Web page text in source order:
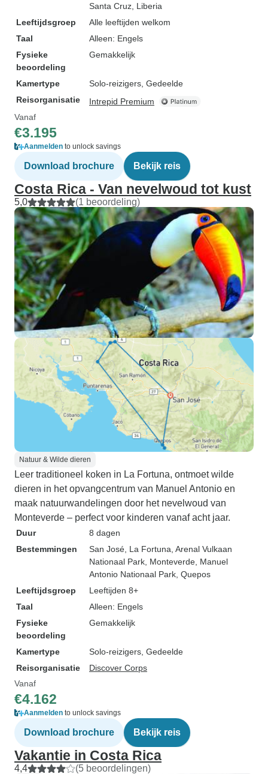
Santa Cruz , Liberia
Leeftijdsgroep
Alle leeftijden welkom
Taal
Alleen: Engels
Fysieke
beoordeling
Gemakkelijk
Kamertype
Solo-reizigers, Gedeelde
Reisorganisatie
Intrepid Premium
Vanaf
€3.195
Aanmelden to unlock savings
Download brochure Bekijk reis
Costa Rica - Van nevelwoud tot kust
5,0 (1 beoordeling)
Natuur & Wilde dieren
Leer traditioneel koken in La Fortuna, ontmoet wilde
dieren in het opvangcentrum van Manuel Antonio en
maak natuurwandelingen door het nevelwoud van
Monteverde – perfect voor kinderen vanaf acht jaar.
Duur
8 dagen
Bestemmingen
San José , La Fortuna , Arenal Vulkaan
Nationaal Park , Monteverde , Manuel
Antonio Nationaal Park , Quepos
Leeftijdsgroep
Leeftijden 8+
Taal
Alleen: Engels
Fysieke
beoordeling
Gemakkelijk
Kamertype
Solo-reizigers, Gedeelde
Reisorganisatie
Discover Corps
Vanaf
€4.162
Aanmelden to unlock savings
Download brochure Bekijk reis
Vakantie in Costa Rica
4,4 (5 beoordelingen)